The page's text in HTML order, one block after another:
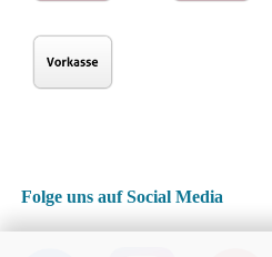
Folge uns auf Social Media